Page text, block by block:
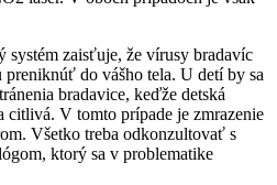
systém zaisťuje, že vírusy bradavíc
preniknúť do vášho tela. U detí by sa
bradavice, keďže detská
citlivá. V tomto prípade je zmrazenie
Všetko treba odkonzultovať s
ktorý sa v problematike